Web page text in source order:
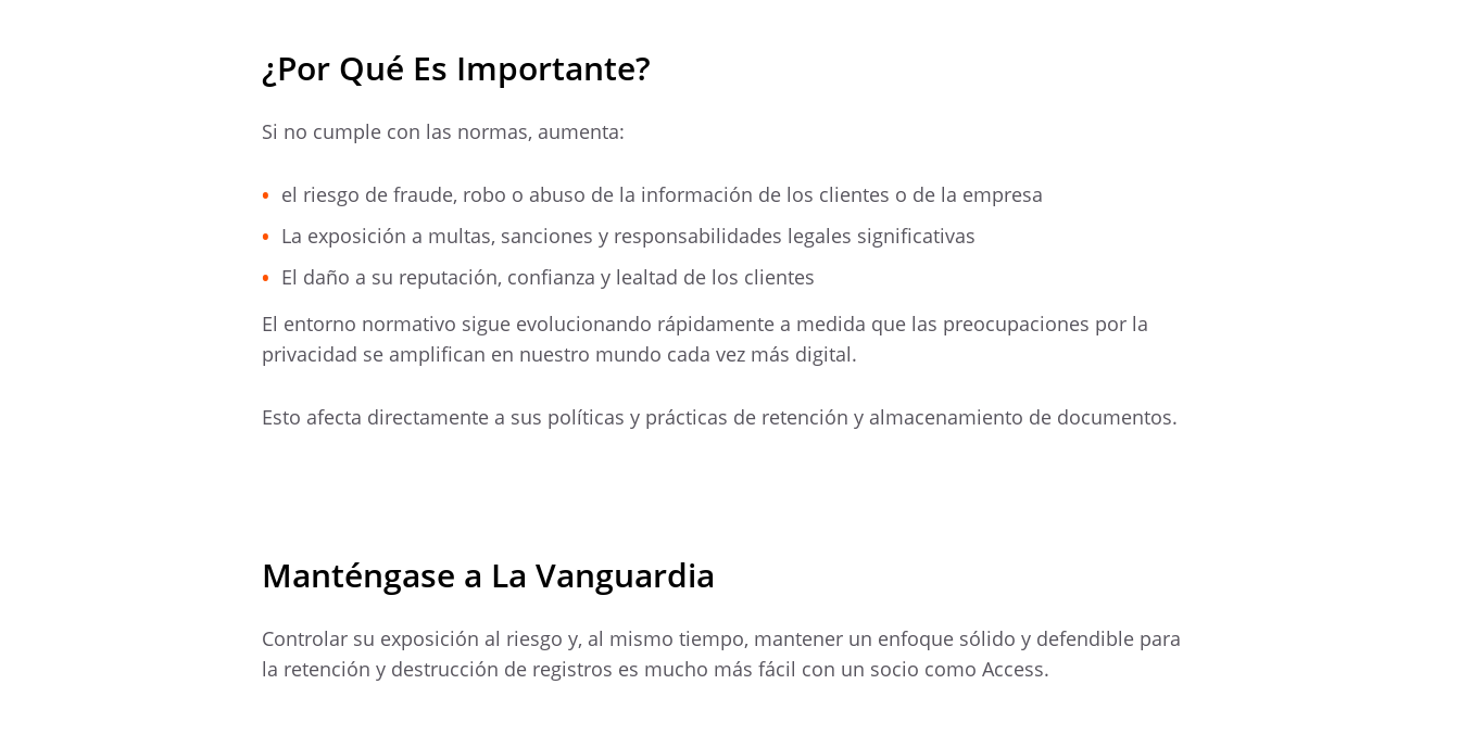
¿Por Qué Es Importante?
Si no cumple con las normas, aumenta:
el riesgo de fraude, robo o abuso de la información de los clientes o de la empresa
La exposición a multas, sanciones y responsabilidades legales significativas
El daño a su reputación, confianza y lealtad de los clientes
El entorno normativo sigue evolucionando rápidamente a medida que las preocupaciones por la
privacidad se amplifican en nuestro mundo cada vez más digital.
Esto afecta directamente a sus políticas y prácticas de retención y almacenamiento de documentos.
Manténgase a La Vanguardia
Controlar su exposición al riesgo y, al mismo tiempo, mantener un enfoque sólido y defendible para
la retención y destrucción de registros es mucho más fácil con un socio como Access.